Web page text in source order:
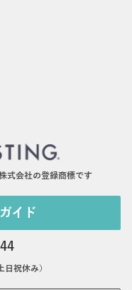
式会社の登録商標です
イド
祝休み）